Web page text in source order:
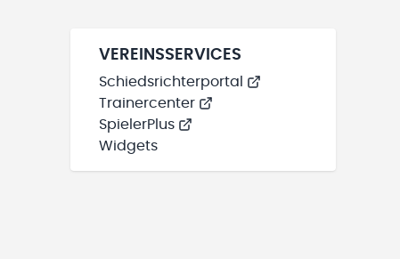
VEREINSSERVICES
Schiedsrichterportal
Trainercenter
SpielerPlus
Widgets